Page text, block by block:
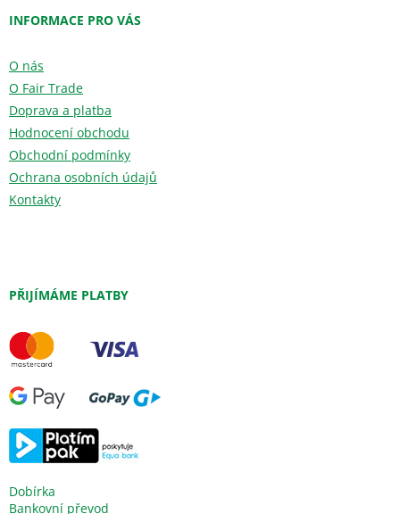
INFORMACE PRO VÁS
O nás
O Fair Trade
Doprava a platba
Hodnocení obchodu
Obchodní podmínky
Ochrana osobních údajů
Kontakty
PŘIJÍMÁME PLATBY
Dobírka
Bankovní převod